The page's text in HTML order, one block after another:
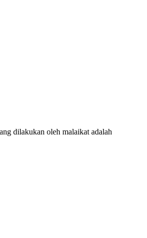
dilakukan oleh malaikat adalah